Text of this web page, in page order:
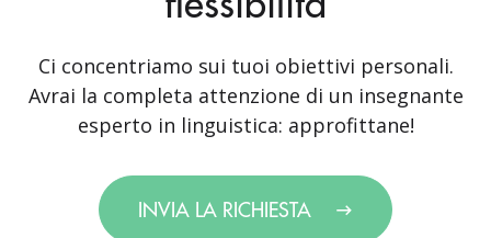
Ci concentriamo sui tuoi obiettivi personali.
Avrai la completa attenzione di un insegnante
esperto in linguistica: approfittane!
INVIA LA RICHIESTA